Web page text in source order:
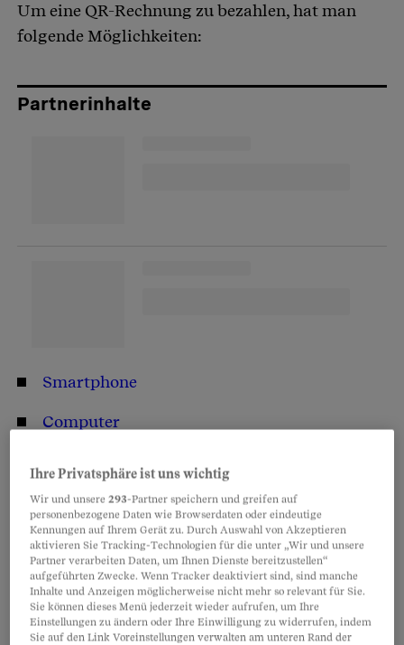
Um eine QR-Rechnung zu bezahlen, hat man
folgende Möglichkeiten:
Partnerinhalte
Smartphone
Computer
So funktioniert das Bezahlen der QR-
Rechnung
Am einfachsten geht es amSmartphone: Öffnen
Sie die Banking-App, scannen Sie den QR-Code
mit der QR-Reader-Funktion. Dann können Sie
Ihre Privatsphäre ist uns wichtig
Wir und unsere293-Partner speichern und greifen auf
personenbezogene Daten wie Browserdaten oder eindeutige
Kennungen auf Ihrem Gerät zu. Durch Auswahl von Akzeptieren
aktivieren Sie Tracking-Technologien für die unter „Wir und unsere
Partner verarbeiten Daten, um Ihnen Dienste bereitzustellen“
aufgeführten Zwecke. Wenn Tracker deaktiviert sind, sind manche
Inhalte und Anzeigen möglicherweise nicht mehr so relevant für Sie.
Sie können dieses Menü jederzeit wieder aufrufen, um Ihre
Einstellungen zu ändern oder Ihre Einwilligung zu widerrufen, indem
Sie auf den Link Voreinstellungen verwalten am unteren Rand der